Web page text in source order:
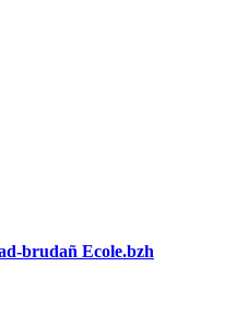
brudañ Ecole.bzh